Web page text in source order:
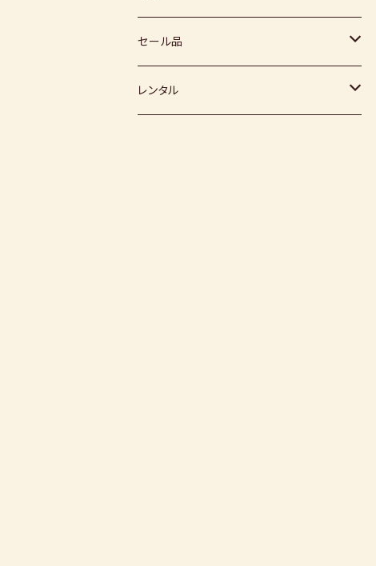
顔料
灰
秀山窯
鬼丸雪山窯
福岡県：窯元・陶芸作家
恵水窯
梅崎粘土
七隈粘土
窯
電気窯
電動ろくろ
セール品
小道具
レンタル